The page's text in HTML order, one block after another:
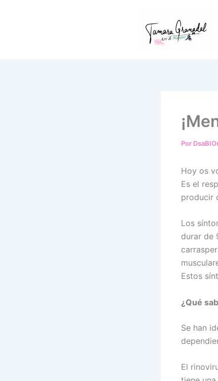
Por
Hoy os
Es el
producir
Los
durar de
Estos
¿Qué
Se han
El